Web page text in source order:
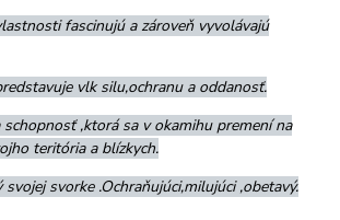
fascinujú a zároveň vyvolávajú
vlk silu,ochranu a oddanosť.
schopnosť ,ktorá sa v okamihu premení na
teritória a blízkych.
svorke .Ochraňujúci,milujúci ,obetavý.